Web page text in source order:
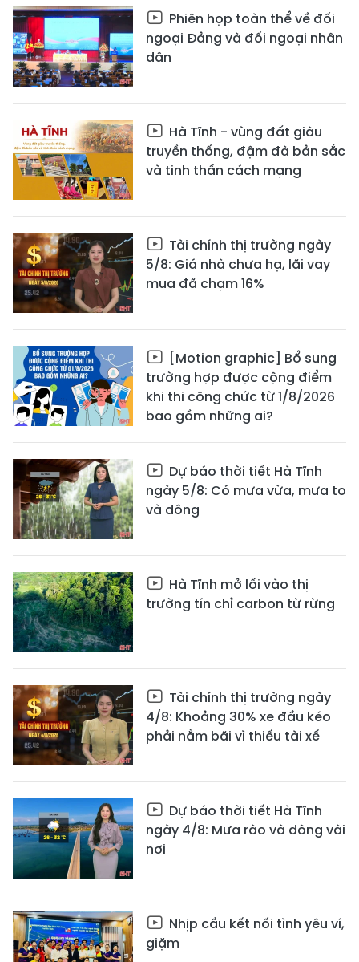
Phiên họp toàn thể về đối
ngoại Đảng và đối ngoại nhân
dân
Hà Tĩnh - vùng đất giàu
truyền thống, đậm đà bản sắc
và tinh thần cách mạng
Tài chính thị trường ngày
5/8: Giá nhà chưa hạ, lãi vay
mua đã chạm 16%
[Motion graphic] Bổ sung
trường hợp được cộng điểm
khi thi công chức từ 1/8/2026
bao gồm những ai?
Dự báo thời tiết Hà Tĩnh
ngày 5/8: Có mưa vừa, mưa to
và dông
Hà Tĩnh mở lối vào thị
trường tín chỉ carbon từ rừng
Tài chính thị trường ngày
4/8: Khoảng 30% xe đầu kéo
phải nằm bãi vì thiếu tài xế
Dự báo thời tiết Hà Tĩnh
ngày 4/8: Mưa rào và dông vài
nơi
Nhịp cầu kết nối tình yêu ví,
giặm